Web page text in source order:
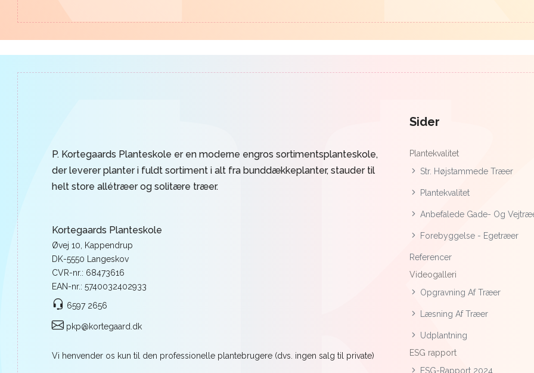
P. Kortegaards Planteskole er en moderne engros sortimentsplanteskole,
der leverer planter i fuldt sortiment i alt fra bunddækkeplanter, stauder til
helt store allétræer og solitære træer.
Kortegaards Planteskole
Øvej 10, Kappendrup
DK-5550 Langeskov
CVR-nr.: 68473616
EAN-nr.: 5740032402933
6597 2656
pkp@kortegaard.dk
Vi henvender os kun til den professionelle plantebrugere (dvs. ingen salg til private)
Sider
Plantekvalitet
Str. Højstammede Træer
Plantekvalitet
Anbefalede Gade- Og
Forebyggelse - Egetræer
Referencer
Videogalleri
Opgravning Af Træer
Læsning Af Træer
Udplantning
ESG rapport
ESG-Rapport 2024